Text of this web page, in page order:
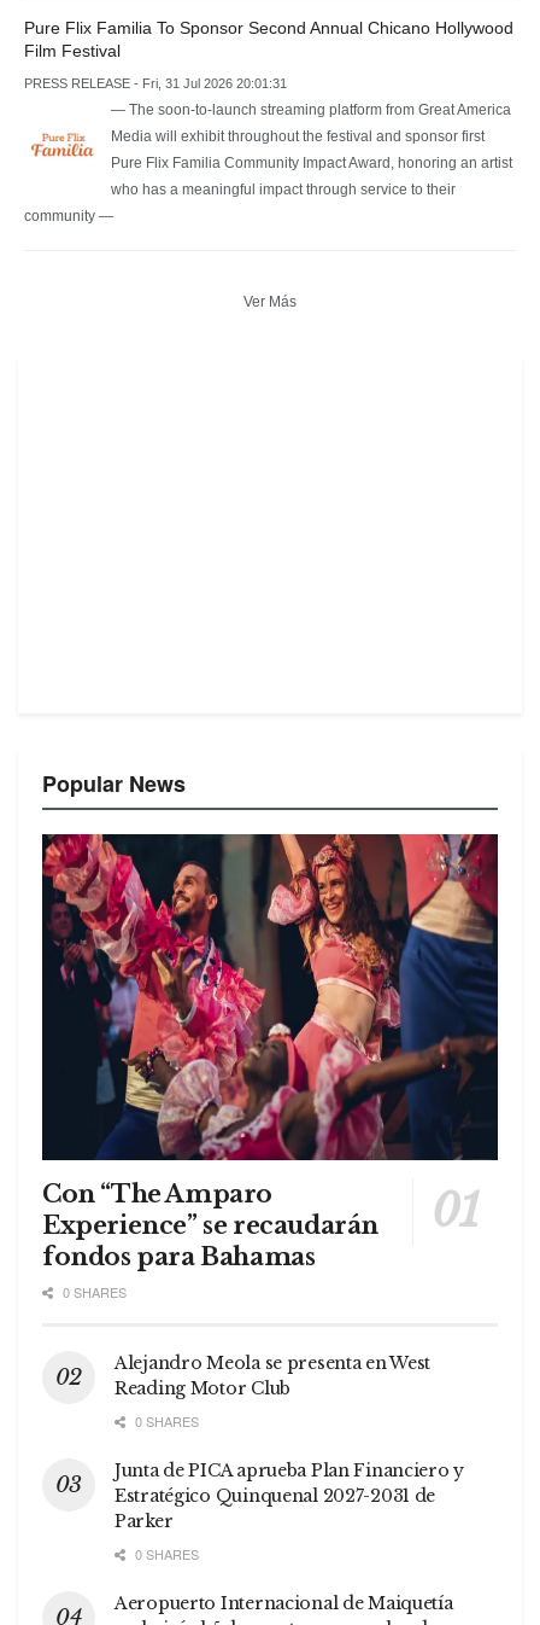
Pure Flix Familia To Sponsor Second Annual Chicano Hollywood
Film Festival
PRESS RELEASE - Fri, 31 Jul 2026 20:01:31
— The soon-to-launch streaming platform from Great America
Media will exhibit throughout the festival and sponsor first
Pure Flix Familia Community Impact Award, honoring an artist
who has a meaningful impact through service to their
community —
Ver Más
Popular News
Con “The Amparo
Experience” se recaudarán
fondos para Bahamas
0 SHARES
Alejandro Meola se presenta en West
Reading Motor Club
0 SHARES
Junta de PICA aprueba Plan Financiero y
Estratégico Quinquenal 2027-2031 de
Parker
0 SHARES
Aeropuerto Internacional de Maiquetía